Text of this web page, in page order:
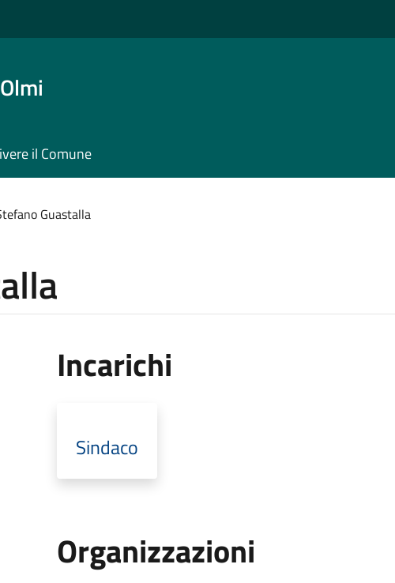
il Comune
Guastalla
Incarichi
Sindaco
Organizzazioni